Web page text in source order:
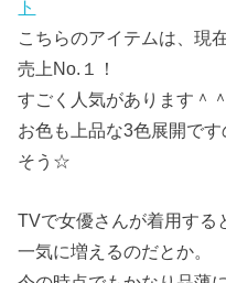
ト
こちらのアイテムは、現
売上No.１！
すごく人気があります＾＾
お色も上品な3色展開で
そう☆
TVで女優さんが着用する
一気に増えるのだとか。